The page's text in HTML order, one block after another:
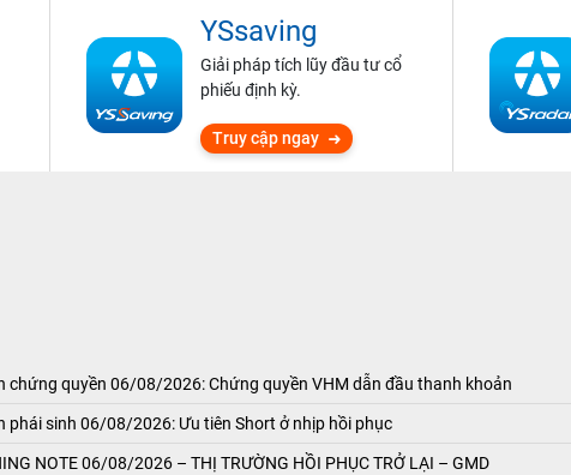
YSsaving
Giải pháp tích lũy đầu tư cổ
phiếu định kỳ.
Truy cập ngay
chứng quyền 06/08/2026: Chứng quyền VHM dẫn đầu thanh khoản
phái sinh 06/08/2026: Ưu tiên Short ở nhịp hồi phục
NOTE 06/08/2026 – THỊ TRƯỜNG HỒI PHỤC TRỞ LẠI – GMD